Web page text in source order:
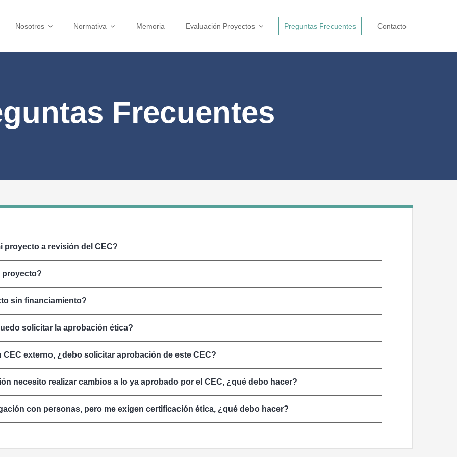
Nosotros Normativa Memoria Evaluación Proyectos Preguntas Frecuentes Contacto
Frecuentes
proyecto a revisión del CEC?
proyecto?
sin financiamiento?
solicitar la aprobación ética?
externo, ¿debo solicitar aprobación de este CEC?
necesito realizar cambios a lo ya aprobado por el CEC, ¿qué debo hacer?
con personas, pero me exigen certificación ética, ¿qué debo hacer?